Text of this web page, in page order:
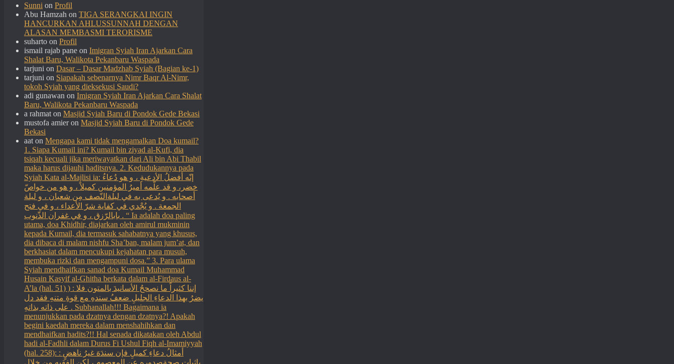
Sunni on Profil
Abu Hamzah on TIGA SERANGKAI INGIN
HANCURKAN AHLUSSUNNAH DENGAN
ALASAN MEMBASMI TERORISME
suharto on Profil
ismail rajab pane on Imigran Syiah Iran Ajarkan Cara
Shalat Baru, Walikota Pekanbaru Waspada
tarjuni on Dasar – Dasar Madzhab Syiah (Bagian ke-1)
tarjuni on Siapakah sebenarnya Nimr Baqr Al-Nimr,
tokoh Syiah yang dieksekusi Saudi?
adi gunawan on Imigran Syiah Iran Ajarkan Cara Shalat
Baru, Walikota Pekanbaru Waspada
a rahmat on Masjid Syiah Baru di Pondok Gede Bekasi
mustofa amieron Masjid Syiah Baru di Pondok Gede
Bekasi
aat on Mengapa kami tidak mengamalkan Doa kumail?
1. Siapa Kumail ini? Kumail bin ziyad al-Kufi, dia
tsiqah kecuali jika meriwayatkan dari Ali bin Abi Thabil
maka harus dijauhi haditsnya. 2. Kedudukannya pada
Syiah Kata al-Majlisi ia: إنّه أفضلُ الأدعيةِ ، و هو دُعاءُ
خضر، و قد علّمه أميرُ المؤمنين كميلاً ، و هو من خواصّ
أصحابه . و يُدعى به في ليلةالنّصف مِن شعبان ، و ليلة
الجمعة . و يُجْدي في كفاية شرّ الأعداء ، و في فتح
بابالرّزق ، و في غفران الذّنوب . “ Ia adalah doa paling
utama, doa Khidhir, diajarkan oleh amirul mukminin
kepada Kumail, dia termasuk sahabatnya yang khusus,
dia dibaca di malam nishfu Sha’ban, malam jum’at, dan
berkhasiat dalam mencukupi kejahatan para musuh,
membuka rizki dan mengampuni dosa.” 3. Para ulama
Syiah mendhaifkan sanad doa Kumail Muhammad
Husain Kasyif al-Ghitha berkata dalam al-Firdaus al-
A’la (hal. 51) ) : إننا كثيراً ما نصححُ الأسانيدَ بالمتون فلا
يضرُ بهذا الدعاءِ الجليلِ ضعفُ سندهِ مع قوةِ متنهِ فقد دل
على ذاته بذاتهِ . Subhanallah!!! Bagaimana ia
menunjukkan pada dzatnya dengan dzatnya?! Apakah
begini kaedah mereka dalam menshahihkan dan
mendhaifkan hadits?!! Hal senada dikatakan oleh Abdul
hadi al-Fadhli dalam Durus Fi Ushul Fiqh al-Imamiyyah
(hal. 258): : أمثالُ دعاءِ كميلِ فإن سندَهَ غيرُ ناهضٍ
بإثبات صحةِصدورهِ عن المعصومِ ، لكن الفقيه من خلالِ